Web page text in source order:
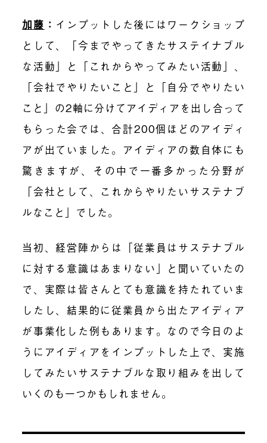
加藤 ： インプットした後にはワークショップ
として、「今までやってきたサステイナブル
な活動」と「これからやってみたい活動」、
「会社でやりたいこと」と「自分でやりたい
こと」の2軸に分けてアイディアを出し合って
もらった会では、合計200個ほどのアイディ
アが出ていました。アイディアの数自体にも
驚きますが、その中で一番多かった分野が
「会社として、これからやりたいサステナブ
ルなこと」でした。
当初、経営陣からは「従業員はサステナブル
に対する意識はあまりない」と聞いていたの
で、実際は皆さんとても意識を持たれていま
したし、結果的に従業員から出たアイディア
が事業化した例もあります。なので今日のよ
うにアイディアをインプットした上で、実施
してみたいサステナブルな取り組みを出して
いくのも一つかもしれません。